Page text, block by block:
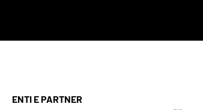
ENTI E PARTNER